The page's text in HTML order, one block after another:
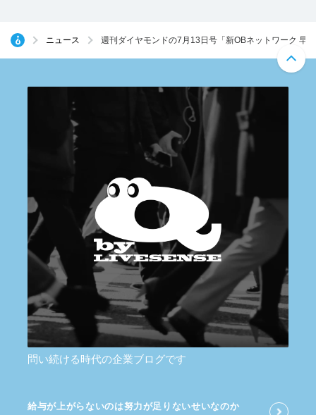
ニュース 週刊ダイヤモンドの7月13日号「新OBネットワーク 早
問い続ける時代の企業ブログです
給与が​上がらないのは​努力が​足りないせいなのか